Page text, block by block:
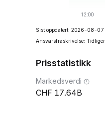
Sist oppdatert: 2026-08-07
Ansvarsfraskrivelse:
Prisstatistikk
Markedsverdi
17.64B